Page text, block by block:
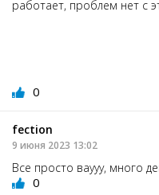
работает, проблем нет с
0
fection
9 июня 2023 13:02
Все просто ваууу, много
0